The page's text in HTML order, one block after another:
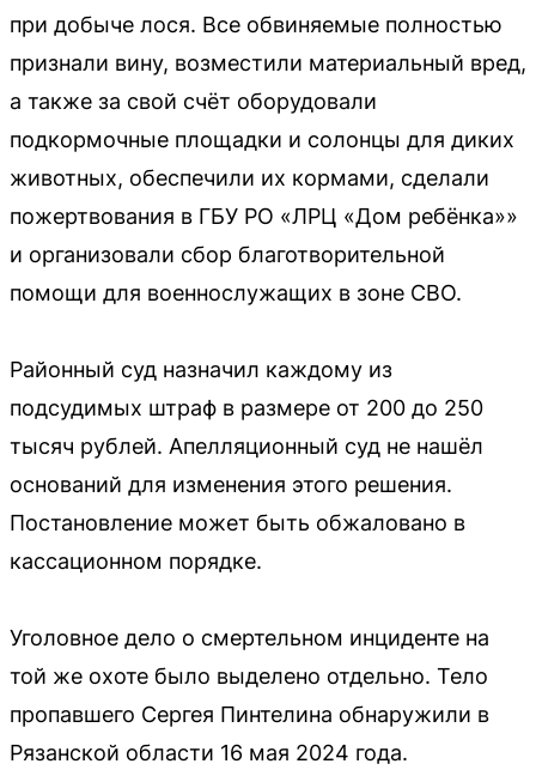
при добыче лося. Все обвиняемые полностью
признали вину, возместили материальный вред,
а также за свой счёт оборудовали
подкормочные площадки и солонцы для диких
животных, обеспечили их кормами, сделали
пожертвования в ГБУ РО «ЛРЦ «Дом ребёнка»»
и организовали сбор благотворительной
помощи для военнослужащих в зоне СВО.
Районный суд назначил каждому из
подсудимых штраф в размере от 200 до 250
тысяч рублей. Апелляционный суд не нашёл
оснований для изменения этого решения.
Постановление может быть обжаловано в
кассационном порядке.
Уголовное дело о смертельном инциденте на
той же охоте было выделено отдельно. Тело
пропавшего Сергея Пинтелина обнаружили в
Рязанской области 16 мая 2024 года.